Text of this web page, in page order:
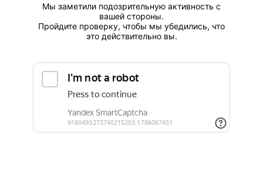
Мы заметили подозрительную активность с
вашей стороны.
Пройдите проверку, чтобы мы убедились, что
это действительно вы.